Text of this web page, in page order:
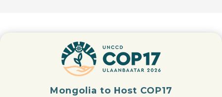
Mongolia to Host COP17